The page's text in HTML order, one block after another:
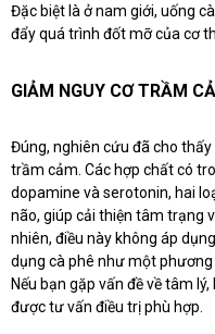
Đặc biệt là ở nam giới, uống
đẩy quá trình đốt mỡ của cơ
GIẢM NGUY CƠ TRẦM
Đúng, nghiên cứu đã cho
trầm cảm. Các hợp chất có
dopamine và serotonin, hai
não, giúp cải thiện tâm trạng
nhiên, điều này không áp
dụng cà phê như một
Nếu bạn gặp vấn đề về tâm
được tư vấn điều trị phù hợp.